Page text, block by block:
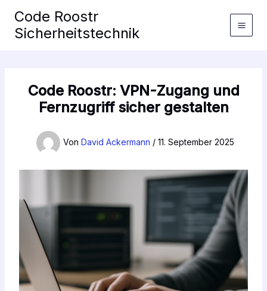
Inhalt
springen
Code Roostr
Sicherheitstechnik
Code Roostr: VPN-Zugang und
Fernzugriff sicher gestalten
Von David Ackermann / 11. September 2025